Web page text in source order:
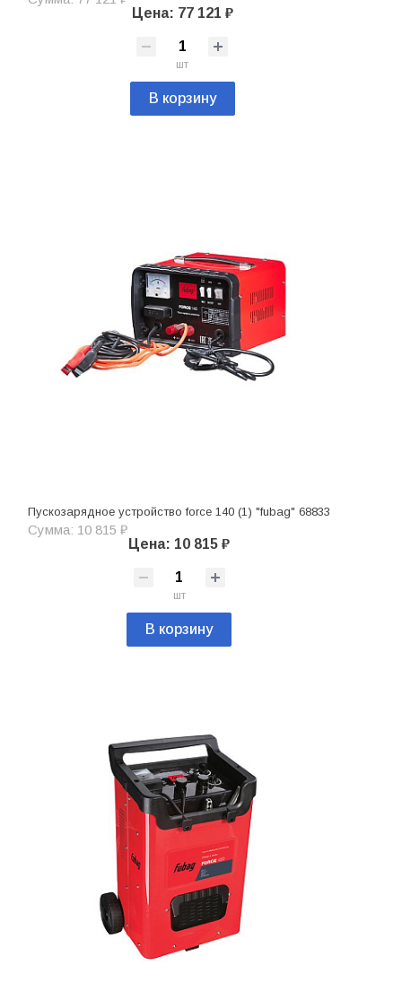
Цена: 77 121 ₽
шт
В корзину
Пускозарядное устройство force 140 (1) "fubag" 68833
Сумма: 10 815 ₽
Цена: 10 815 ₽
шт
В корзину